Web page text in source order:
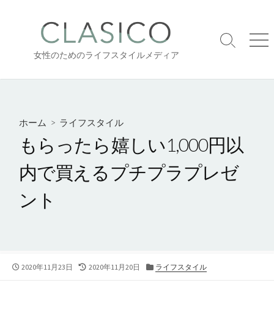
へ
女性のためのライフスタイルメディア
検
り
メ
ー
ホーム > ライフスタイル
もらったら嬉しい1,000円以
内で買えるプチプラプレゼ
ント
公
2020年11月23日
最
2020年11月20日
カ
ライフスタイル